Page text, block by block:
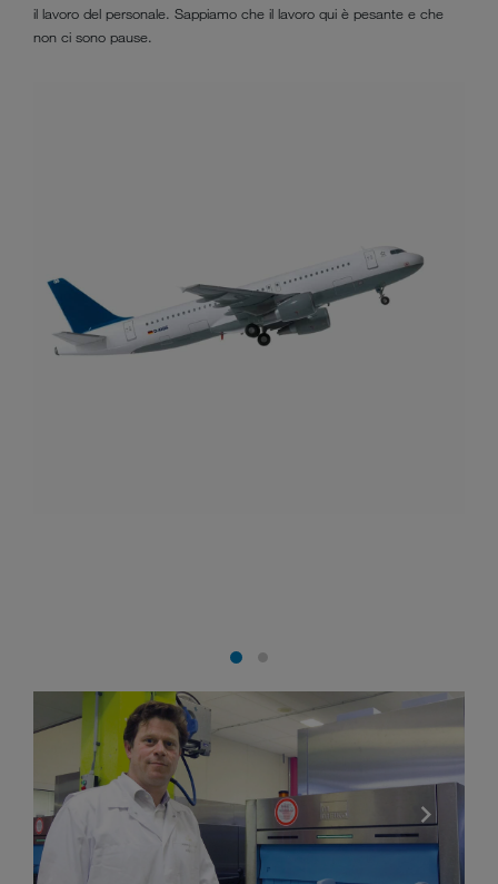
il lavoro del personale. Sappiamo che il lavoro qui è pesante e che
non ci sono pause.